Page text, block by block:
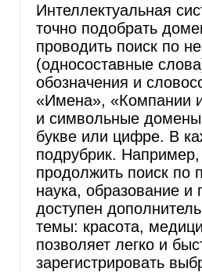
Интеллектуальная
точно подобрать
проводить поиск по
(односоставные
обозначения и
«Имена», «Компании
и символьные
букве или цифре. В
подрубрик.
продолжить поиск по
наука, образование и
доступен
темы: красота,
позволяет легко и
зарегистрировать